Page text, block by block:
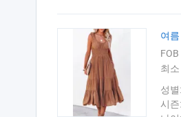
여
최
성별:
시즌: